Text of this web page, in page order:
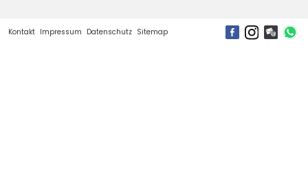
Kontakt Impressum Datenschutz Sitemap